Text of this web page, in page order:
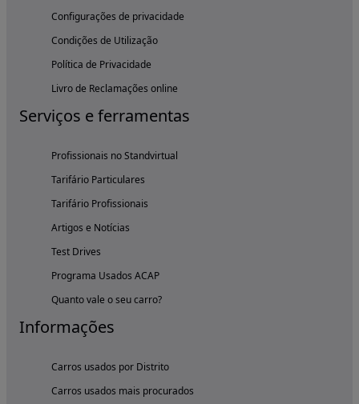
Configurações de privacidade
Condições de Utilização
Política de Privacidade
Livro de Reclamações online
Serviços e ferramentas
Profissionais no Standvirtual
Tarifário Particulares
Tarifário Profissionais
Artigos e Notícias
Test Drives
Programa Usados ACAP
Quanto vale o seu carro?
Informações
Carros usados por Distrito
Carros usados mais procurados